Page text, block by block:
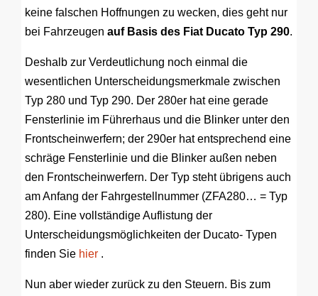
keine falschen Hoffnungen zu wecken, dies geht nur
bei Fahrzeugen auf Basis des Fiat Ducato Typ 290.
Deshalb zur Verdeutlichung noch einmal die
wesentlichen Unterscheidungsmerkmale zwischen
Typ 280 und Typ 290. Der 280er hat eine gerade
Fensterlinie im Führerhaus und die Blinker unter den
Frontscheinwerfern; der 290er hat entsprechend eine
schräge Fensterlinie und die Blinker außen neben
den Frontscheinwerfern. Der Typ steht übrigens auch
am Anfang der Fahrgestellnummer (ZFA280… = Typ
280). Eine vollständige Auflistung der
Unterscheidungsmöglichkeiten der Ducato- Typen
finden Sie hier .
Nun aber wieder zurück zu den Steuern. Bis zum